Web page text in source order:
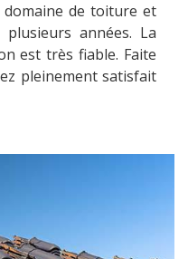
de toiture et
années. La
est très fiable. Faite
pleinement satisfait